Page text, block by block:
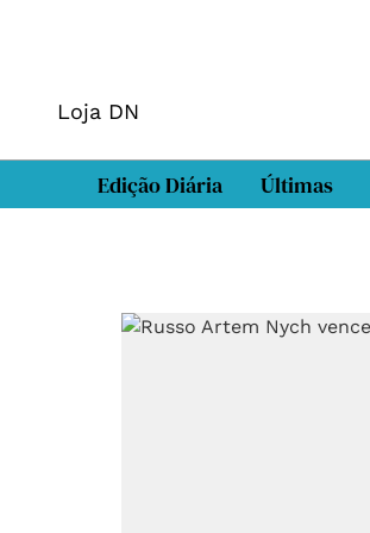
Loja DN
Edição Diária Últimas